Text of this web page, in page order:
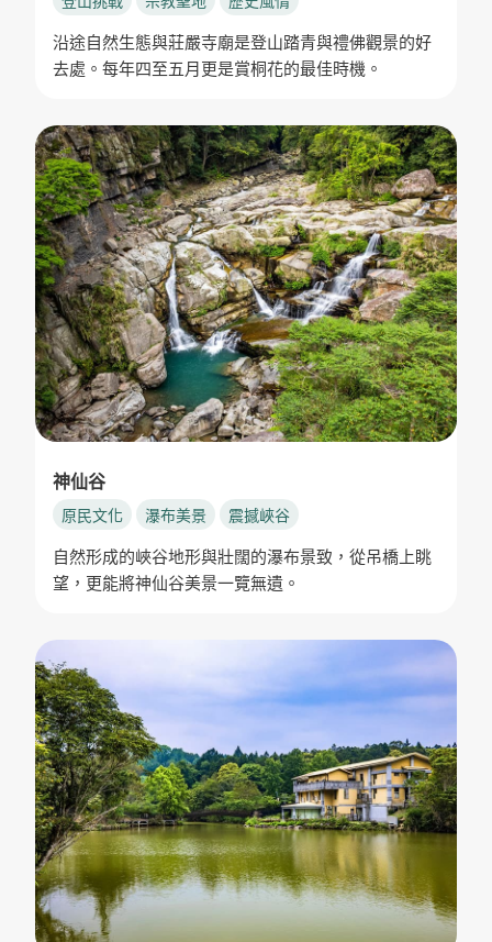
沿途自然生態與莊嚴寺廟是登山踏青與禮佛觀景的好
去處。每年四至五月更是賞桐花的最佳時機。
神仙谷
原民文化 瀑布美景 震撼峽谷
自然形成的峽谷地形與壯闊的瀑布景致，從吊橋上眺
望，更能將神仙谷美景一覽無遺。